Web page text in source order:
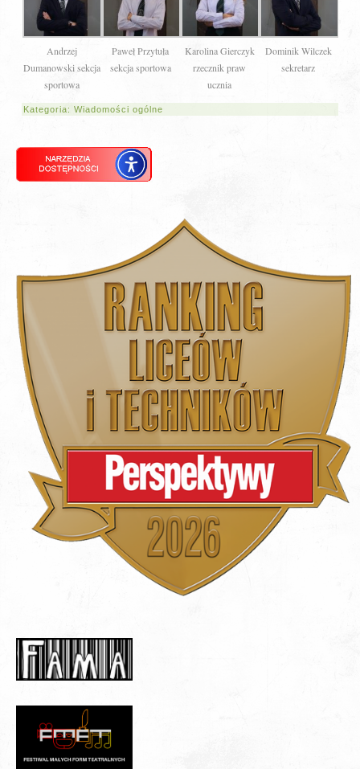
Andrzej
Dumanowski sekcja
sportowa
Paweł Przytuła
sekcja sportowa
Karolina Gierczyk
rzecznik praw
ucznia
Dominik Wilczek
sekretarz
Kategoria:Wiadomości ogólne